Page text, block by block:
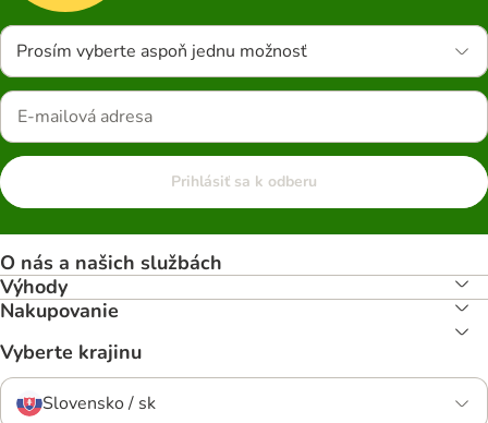
Prosím vyberte aspoň jednu možnosť
Prihlásiť sa k odberu
O nás a našich službách
Výhody
Nakupovanie
Vyberte krajinu
Slovensko / sk